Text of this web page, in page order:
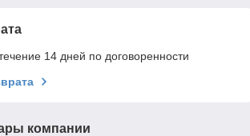
14 дней по договоренности
компании